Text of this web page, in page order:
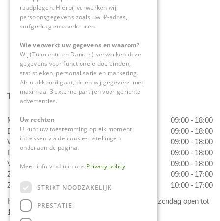
0475-534298
info@tuincentrumdaniels.nl
Tuincentrum Daniëls
Maandag
09:00 - 18:00
Dinsdag
09:00 - 18:00
Woensdag
09:00 - 18:00
Donderdag
09:00 - 18:00
Vrijdag
09:00 - 18:00
Zaterdag
09:00 - 17:00
Zondag
10:00 - 17:00
Het 'Bloemetje van Daniëls' is van dinsdag t/m zondag open tot
17.00 uur!
raadplegen. Hierbij verwerken wij
persoonsgegevens zoals uw IP-adres,
surfgedrag en voorkeuren.
Wie verwerkt uw gegevens en waarom?
Wij (Tuincentrum Daniëls) verwerken deze
gegevens voor functionele doeleinden,
statistieken, personalisatie en marketing.
Als u akkoord gaat, delen wij gegevens met
maximaal 3 externe partijen voor gerichte
advertenties.
Uw rechten
U kunt uw toestemming op elk moment
intrekken via de cookie-instellingen
onderaan de pagina.
Meer info vind u in ons Privacy policy
STRIKT NOODZAKELIJK
PRESTATIE